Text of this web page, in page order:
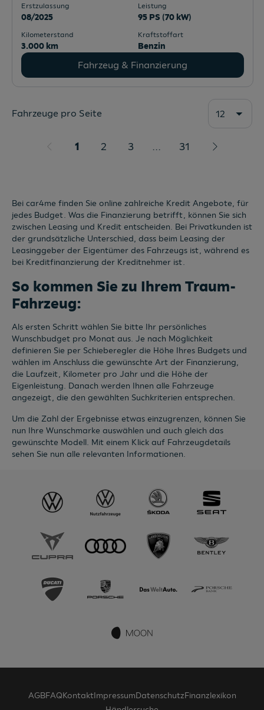
Erstzulassung
08/2025
Leistung
95 PS (70 kW)
Kilometerstand
3.000 km
Kraftstoffart
Benzin
Fahrzeug & Finanzierung
Fahrzeuge pro Seite 12
1 2 3 ... 31
Bei car4me finden Sie online zahlreiche Kredit Angebote, für
jedes Budget. Was die Finanzierung betrifft, können Sie sich
zwischen Leasing und Kredit entscheiden. Bei Privatkunden ist
der grundsätzliche Unterschied, dass beim Leasing der
Leasinggeber der Eigentümer des Fahrzeugs ist, während es
bei Kreditfinanzierung der Kreditnehmer ist.
So kommen Sie zu Ihrem Traum-
Fahrzeug:
Als ersten Schritt wählen Sie bitte Ihr persönliches
Wunschbudget pro Monat aus. Je nach Möglichkeit
definieren Sie per Schieberegler die Höhe Ihres Budgets und
wählen im Anschluss die gewünschte Art der Finanzierung,
die Laufzeit, Kilometer pro Jahr und die Höhe der
Eigenleistung. Danach werden Ihnen alle Fahrzeuge
angezeigt, die den gewählten Suchkriterien entsprechen.
Um die Zahl der Ergebnisse etwas einzugrenzen, können Sie
nun Ihre Wunschmarke auswählen und auch gleich das
gewünschte Modell. Mit einem Klick auf Fahrzeugdetails
sehen Sie nun alle relevanten Informationen.
AGBFAQKontaktImpressumDatenschutzFinanzlexikon